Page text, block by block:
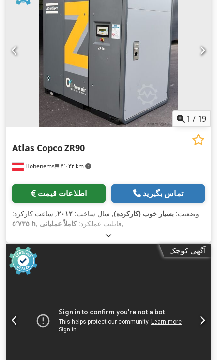
1 / 19
Hohenems ۴٬۰۴۲ km
Atlas CopcoZR90
اطلاعات قیمت تماس بگیرید
وضعیت: بسیار خوب (کارکرده), سال ساخت: ۲۰۱۲, ساعت کارکرد:
۵٬۷۳۵ h
, قابلیت عملکرد:کاملاً عملیاتی ,
آگهی کوچک